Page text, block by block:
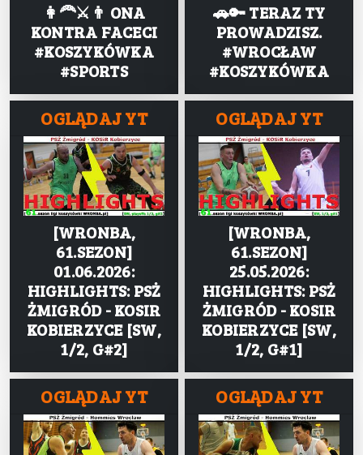
👩‍🦰⚔️👨 ONA
KONTRA FACECI
#KOSZYKÓWKA
#SPORTS
🚗🔑 TERAZ TY
PROWADZISZ.
#WROCŁAW
#KOSZYKÓWKA
OGLĄDAJ YT
[WRONBA,
61.SEZON]
01.06.2026:
HIGHLIGHTS: PSŻ
ŻMIGRÓD - KOSIR
KOBIERZYCE [SW,
1/2, G#2]
OGLĄDAJ YT
[WRONBA,
61.SEZON]
25.05.2026:
HIGHLIGHTS: PSŻ
ŻMIGRÓD - KOSIR
KOBIERZYCE [SW,
1/2, G#1]
OGLĄDAJ YT OGLĄDAJ YT